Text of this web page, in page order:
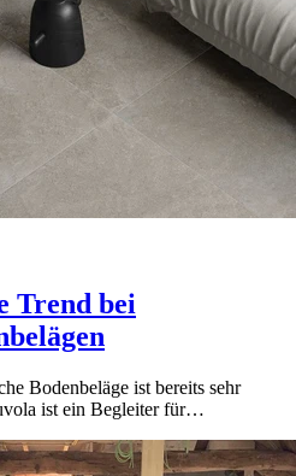
Trend bei
Bodenbeläge ist bereits sehr
ist ein Begleiter für…